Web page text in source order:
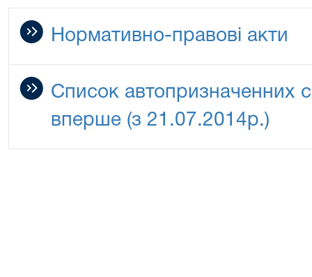
Нормативно-правові акти
Список автопризначенних
вперше (з 21.07.2014р.)